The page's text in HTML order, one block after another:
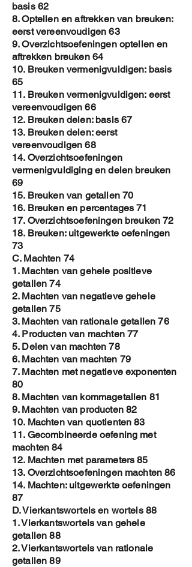
basis 62
8. Optellen en aftrekken van breuken:
eerst vereenvoudigen 63
9. Overzichtsoefeningen optellen en
aftrekken breuken 64
10. Breuken vermenigvuldigen: basis
65
11. Breuken vermenigvuldigen: eerst
vereenvoudigen 66
12. Breuken delen: basis 67
13. Breuken delen: eerst
vereenvoudigen 68
14. Overzichtsoefeningen
vermenigvuldiging en delen breuken
69
15. Breuken van getallen 70
16. Breuken en percentages 71
17. Overzichtsoefeningen breuken 72
18. Breuken: uitgewerkte oefeningen
73
C. Machten 74
1. Machten van gehele positieve
getallen 74
2. Machten van negatieve gehele
getallen 75
3. Machten van rationale getallen 76
4. Producten van machten 77
5. Delen van machten 78
6. Machten van machten 79
7. Machten met negatieve exponenten
80
8. Machten van kommagetallen 81
9. Machten van producten 82
10. Machten van quotienten 83
11. Gecombineerde oefening met
machten 84
12. Machten met parameters 85
13. Overzichtsoefeningen machten 86
14. Machten: uitgewerkte oefeningen
87
D. Vierkantswortels en wortels 88
1. Vierkantswortels van gehele
getallen 88
2. Vierkantswortels van rationale
getallen 89